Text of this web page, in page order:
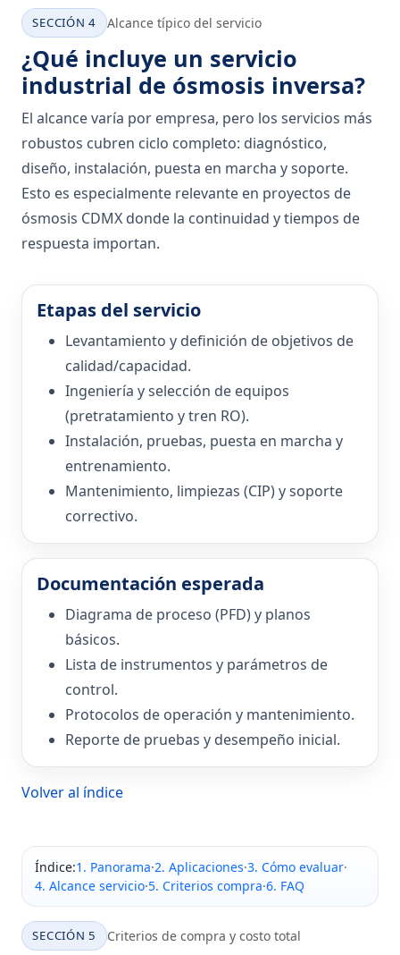
SECCIÓN 4 Alcance típico del servicio
¿Qué incluye un servicio
industrial de ósmosis inversa?
El alcance varía por empresa, pero los servicios más
robustos cubren ciclo completo: diagnóstico,
diseño, instalación, puesta en marcha y soporte.
Esto es especialmente relevante en proyectos de
ósmosis CDMX donde la continuidad y tiempos de
respuesta importan.
Etapas del servicio
Levantamiento y definición de objetivos de
calidad/capacidad.
Ingeniería y selección de equipos
(pretratamiento y tren RO).
Instalación, pruebas, puesta en marcha y
entrenamiento.
Mantenimiento, limpiezas (CIP) y soporte
correctivo.
Documentación esperada
Diagrama de proceso (PFD) y planos
básicos.
Lista de instrumentos y parámetros de
control.
Protocolos de operación y mantenimiento.
Reporte de pruebas y desempeño inicial.
Volver al índice
Índice:1. Panorama·2. Aplicaciones·3. Cómo evaluar·
4. Alcance servicio·5. Criterios compra·6. FAQ
SECCIÓN 5 Criterios de compra y costo total